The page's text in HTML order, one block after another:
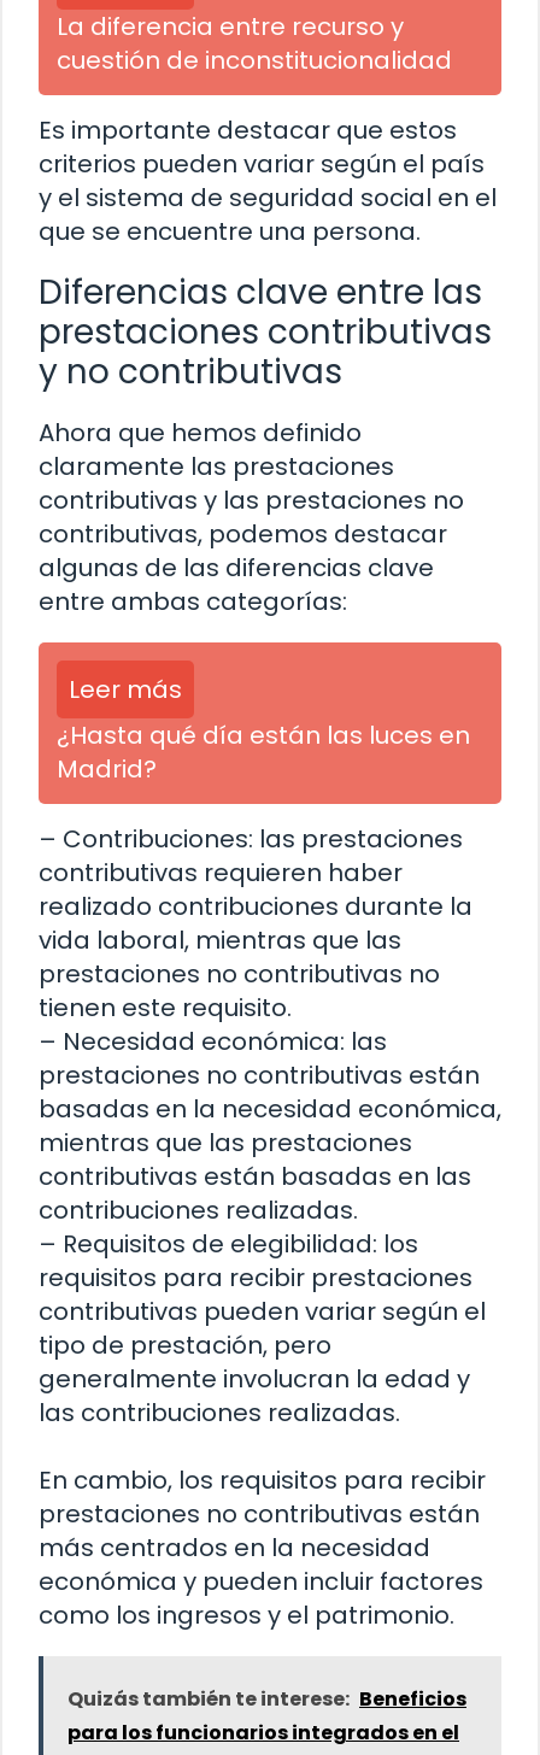
La diferencia entre recurso y
cuestión de inconstitucionalidad
Es importante destacar que estos
criterios pueden variar según el país
y el sistema de seguridad social en el
que se encuentre una persona.
Diferencias clave entre las
prestaciones contributivas
y no contributivas
Ahora que hemos definido
claramente las prestaciones
contributivas y las prestaciones no
contributivas, podemos destacar
algunas de las diferencias clave
entre ambas categorías:
Leer más
¿Hasta qué día están las luces en
Madrid?
– Contribuciones: las prestaciones
contributivas requieren haber
realizado contribuciones durante la
vida laboral, mientras que las
prestaciones no contributivas no
tienen este requisito.
– Necesidad económica: las
prestaciones no contributivas están
basadas en la necesidad económica,
mientras que las prestaciones
contributivas están basadas en las
contribuciones realizadas.
– Requisitos de elegibilidad: los
requisitos para recibir prestaciones
contributivas pueden variar según el
tipo de prestación, pero
generalmente involucran la edad y
las contribuciones realizadas.
En cambio, los requisitos para recibir
prestaciones no contributivas están
más centrados en la necesidad
económica y pueden incluir factores
como los ingresos y el patrimonio.
Quizás también te interese: Beneficios
para los funcionarios integrados en el